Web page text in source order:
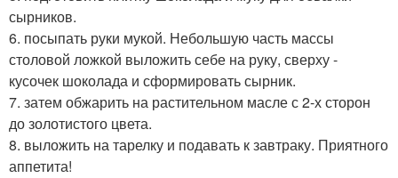
сырников.
6. посыпать руки мукой. Небольшую часть массы
столовой ложкой выложить себе на руку, сверху -
кусочек шоколада и сформировать сырник.
7. затем обжарить на растительном масле с 2-х сторон
до золотистого цвета.
8. выложить на тарелку и подавать к завтраку. Приятного
аппетита!